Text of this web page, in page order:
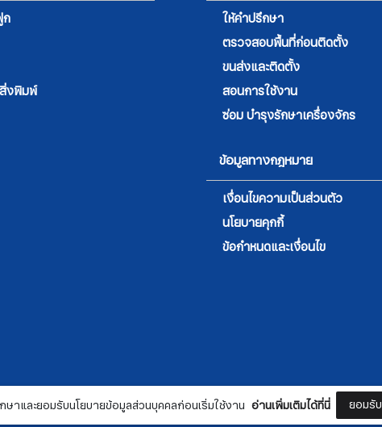
ษาและยอมรับนโยบายข้อมูลส่วนบุคคลก่อนเริ่มใช้งาน อ่านเพิ่มเติมได้ที่นี่ ยอมรับ
ก
งพิมพ์
ให้คำปรึกษา
ตรวจสอบพื้นที่ก่อนติดตั้ง
ขนส่งและติดตั้ง
สอนการใช้งาน
ซ่อม บำรุงรักษาเครื่องจักร
ข้อมูลทางกฎหมาย
เงื่อนไขความเป็นส่วนตัว
นโยบายคุกกี้
ข้อกำหนดและเงื่อนไข
สมัครรับจดหมายข่าว